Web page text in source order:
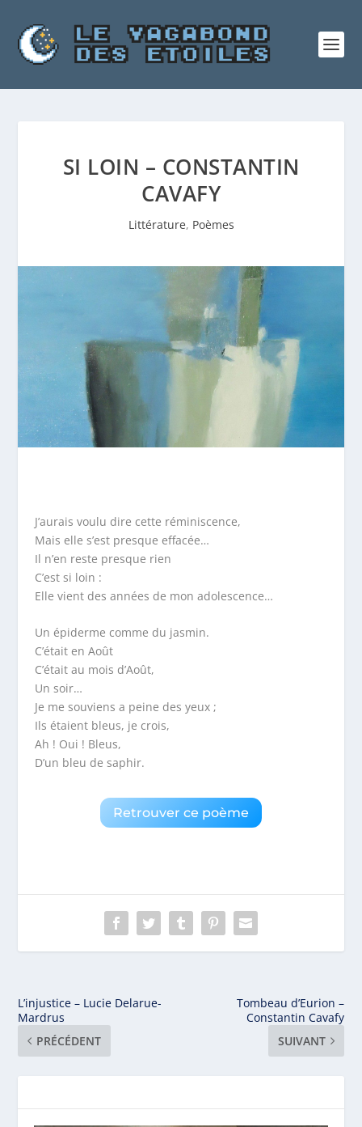
SI LOIN – CONSTANTIN
CAVAFY
Littérature, Poèmes
J’aurais voulu dire cette réminiscence,
Mais elle s’est presque effacée…
Il n’en reste presque rien
C’est si loin :
Elle vient des années de mon adolescence…
Un épiderme comme du jasmin.
C’était en Août
C’était au mois d’Août,
Un soir…
Je me souviens a peine des yeux ;
Ils étaient bleus, je crois,
Ah ! Oui ! Bleus,
D’un bleu de saphir.
Retrouver ce poème
L’injustice – Lucie Delarue-
Mardrus
PRÉCÉDENT
Tombeau d’Eurion –
Constantin Cavafy
SUIVANT